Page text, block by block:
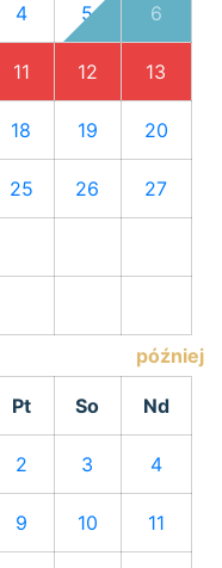
4 5 6
11 12 13
18 19 20
25 26 27
później
Pt So Nd
2 3 4
9 10 11